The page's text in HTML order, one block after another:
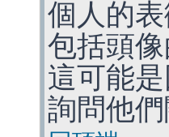
個人的
包括頭
這可能
詢問他們